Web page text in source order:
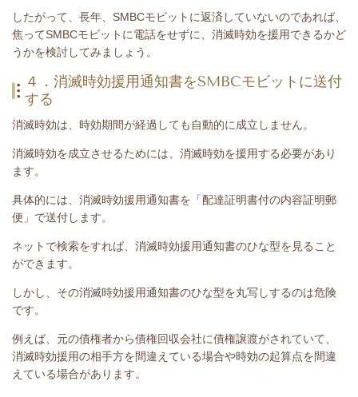
したがって、長年、SMBCモビットに返済していないのであれば、
焦ってSMBCモビットに電話をせずに、消滅時効を援用できるかど
うかを検討してみましょう。
４．消滅時効援用通知書をSMBCモビットに送付
する
消滅時効は、時効期間が経過しても自動的に成立しません。
消滅時効を成立させるためには、消滅時効を援用する必要があり
ます。
具体的には、消滅時効援用通知書を「配達証明書付の内容証明郵
便」で送付します。
ネットで検索をすれば、消滅時効援用通知書のひな型を見ること
ができます。
しかし、その消滅時効援用通知書のひな型を丸写しするのは危険
です。
例えば、元の債権者から債権回収会社に債権譲渡がされていて、
消滅時効援用の相手方を間違えている場合や時効の起算点を間違
えている場合があります。